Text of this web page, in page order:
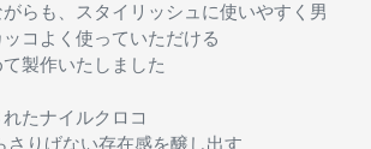
らも、スタイリッシュに使いやすく男
コよく使っていただける
製作いたしました
たナイルクロコ
さりげない存在感を醸し出す